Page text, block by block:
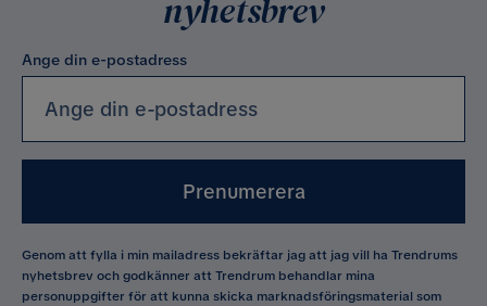
nyhetsbrev
Ange din e-postadress
Prenumerera
Genom att fylla i min mailadress bekräftar jag att jag vill ha Trendrums
nyhetsbrev och godkänner att Trendrum behandlar mina
personuppgifter för att kunna skicka marknadsföringsmaterial som